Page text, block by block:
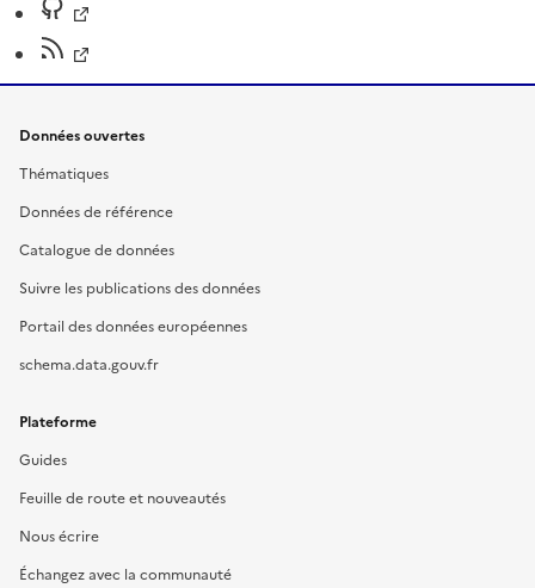
Données ouvertes
Thématiques
Données de référence
Catalogue de données
Suivre les publications des données
Portail des données européennes
schema.data.gouv.fr
Plateforme
Guides
Feuille de route et nouveautés
Nous écrire
Échangez avec la communauté